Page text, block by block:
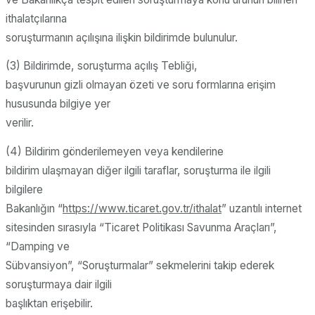
ithalatçılarına
soruşturmanın açılışına ilişkin bildirimde bulunulur.
(3) Bildirimde, soruşturma açılış Tebliği,
başvurunun gizli olmayan özeti ve soru formlarına erişim
hususunda bilgiye yer
verilir.
(4) Bildirim gönderilemeyen veya kendilerine
bildirim ulaşmayan diğer ilgili taraflar, soruşturma ile ilgili
bilgilere
Bakanlığın “https://www.ticaret.gov.tr/ithalat” uzantılı internet
sitesinden sırasıyla “Ticaret Politikası Savunma Araçları”,
“Damping ve
Sübvansiyon”, “Soruşturmalar” sekmelerini takip ederek
soruşturmaya dair ilgili
başlıktan erişebilir.